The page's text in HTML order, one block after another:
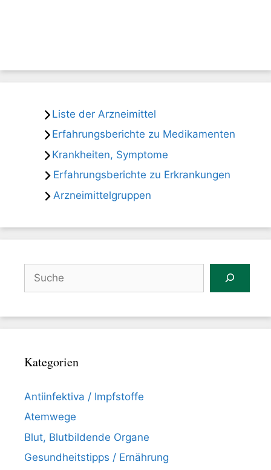
Liste der Arzneimittel
Erfahrungsberichte zu Medikamenten
Krankheiten, Symptome
Erfahrungsberichte zu Erkrankungen
Arzneimittelgruppen
Kategorien
Antiinfektiva / Impfstoffe
Atemwege
Blut, Blutbildende Organe
Gesundheitstipps / Ernährung